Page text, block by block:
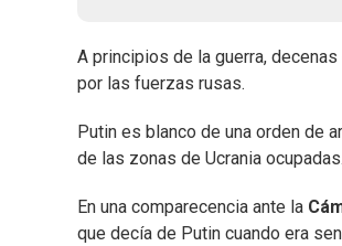
A principios de la guerra,
por las fuerzas rusas.
Putin es blanco de una orden de
de las zonas de Ucrania ocupadas.
En una comparecencia ante la
que decía de Putin cuando era